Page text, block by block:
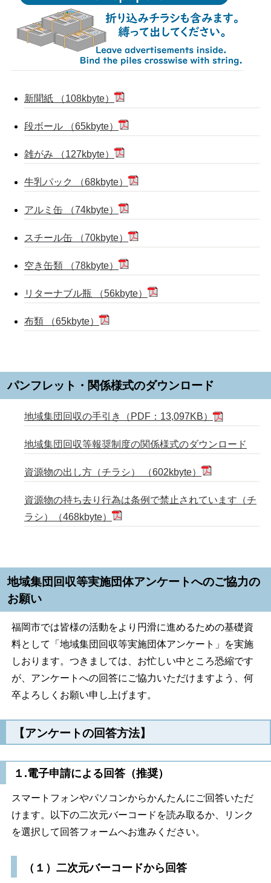
新聞紙 （108kbyte）
段ボール （65kbyte）
雑がみ （127kbyte）
牛乳パック （68kbyte）
アルミ缶 （74kbyte）
スチール缶 （70kbyte）
空き缶類 （78kbyte）
リターナブル瓶 （56kbyte）
布類 （65kbyte）
パンフレット・関係様式のダウンロード
地域集団回収の手引き（PDF：13,097KB）
地域集団回収等報奨制度の関係様式のダウンロード
資源物の出し方（チラシ） （602kbyte）
資源物の持ち去り行為は条例で禁止されています（チ
ラシ）（468kbyte）
地域集団回収等実施団体アンケートへのご協力の
お願い
福岡市では皆様の活動をより円滑に進めるための基礎資
料として「地域集団回収等実施団体アンケート」を実施
しおります。つきましては、お忙しい中ところ恐縮です
が、アンケートへの回答にご協力いただけますよう、何
卒よろしくお願い申し上げます。
【アンケートの回答方法】
１.電子申請による回答（推奨）
スマートフォンやパソコンからかんたんにご回答いただ
けます。以下の二次元バーコードを読み取るか、リンク
を選択して回答フォームへお進みください。
（１）二次元バーコードから回答